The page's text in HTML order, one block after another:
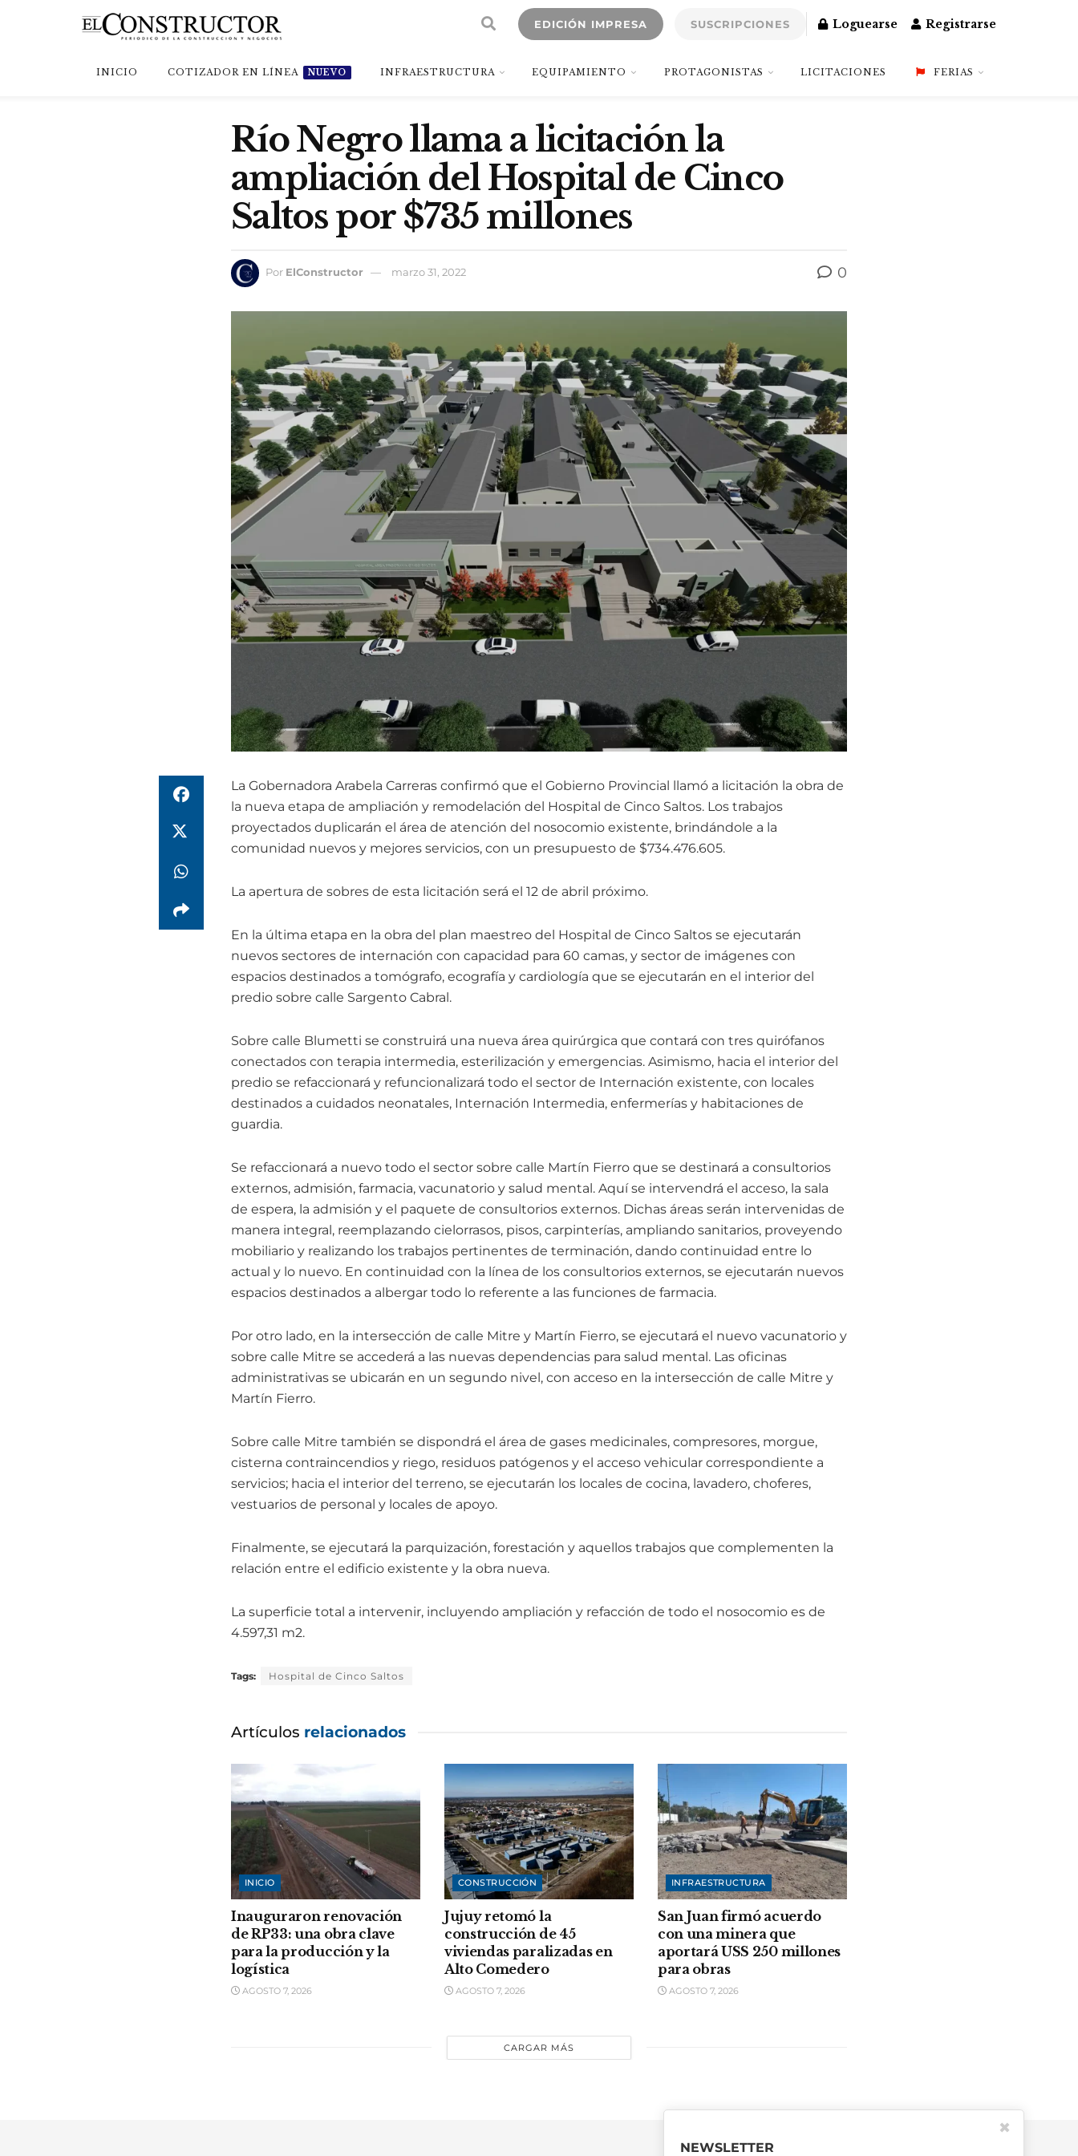
EDICIÓN IMPRESA SUSCRIPCIONES Loguearse Registrarse
INICIO COTIZADOR EN LÍNEA NUEVO INFRAESTRUCTURA EQUIPAMIENTO PROTAGONISTAS LICITACIONES FERIAS
Río Negro llama a licitación la
ampliación del Hospital de Cinco
Saltos por $735 millones
Por ElConstructor marzo 31, 2022 0
La Gobernadora Arabela Carreras confirmó que el Gobierno Provincial llamó a licitación la obra de
la nueva etapa de ampliación y remodelación del Hospital de Cinco Saltos. Los trabajos
proyectados duplicarán el área de atención del nosocomio existente, brindándole a la
comunidad nuevos y mejores servicios, con un presupuesto de $734.476.605.
La apertura de sobres de esta licitación será el 12 de abril próximo.
En la última etapa en la obra del plan maestreo del Hospital de Cinco Saltos se ejecutarán
nuevos sectores de internación con capacidad para 60 camas, y sector de imágenes con
espacios destinados a tomógrafo, ecografía y cardiología que se ejecutarán en el interior del
predio sobre calle Sargento Cabral.
Sobre calle Blumetti se construirá una nueva área quirúrgica que contará con tres quirófanos
conectados con terapia intermedia, esterilización y emergencias. Asimismo, hacia el interior del
predio se refaccionará y refuncionalizará todo el sector de Internación existente, con locales
destinados a cuidados neonatales, Internación Intermedia, enfermerías y habitaciones de
guardia.
Se refaccionará a nuevo todo el sector sobre calle Martín Fierro que se destinará a consultorios
externos, admisión, farmacia, vacunatorio y salud mental. Aquí se intervendrá el acceso, la sala
de espera, la admisión y el paquete de consultorios externos. Dichas áreas serán intervenidas de
manera integral, reemplazando cielorrasos, pisos, carpinterías, ampliando sanitarios, proveyendo
mobiliario y realizando los trabajos pertinentes de terminación, dando continuidad entre lo
actual y lo nuevo. En continuidad con la línea de los consultorios externos, se ejecutarán nuevos
espacios destinados a albergar todo lo referente a las funciones de farmacia.
Por otro lado, en la intersección de calle Mitre y Martín Fierro, se ejecutará el nuevo vacunatorio y
sobre calle Mitre se accederá a las nuevas dependencias para salud mental. Las oficinas
administrativas se ubicarán en un segundo nivel, con acceso en la intersección de calle Mitre y
Martín Fierro.
Sobre calle Mitre también se dispondrá el área de gases medicinales, compresores, morgue,
cisterna contraincendios y riego, residuos patógenos y el acceso vehicular correspondiente a
servicios; hacia el interior del terreno, se ejecutarán los locales de cocina, lavadero, choferes,
vestuarios de personal y locales de apoyo.
Finalmente, se ejecutará la parquización, forestación y aquellos trabajos que complementen la
relación entre el edificio existente y la obra nueva.
La superficie total a intervenir, incluyendo ampliación y refacción de todo el nosocomio es de
4.597,31 m2.
Tags: Hospital de Cinco Saltos
Artículos relacionados
INICIO
Inauguraron renovación
de RP33: una obra clave
para la producción y la
logística
AGOSTO 7, 2026
CONSTRUCCIÓN
Jujuy retomó la
construcción de 45
viviendas paralizadas en
Alto Comedero
AGOSTO 7, 2026
INFRAESTRUCTURA
San Juan firmó acuerdo
con una minera que
aportará USS 250 millones
para obras
AGOSTO 7, 2026
CARGAR MÁS
NEWSLETTER
✖